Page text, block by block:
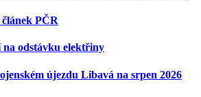
PČR
na odstávku elektřiny
újezdu Libavá na srpen 2026